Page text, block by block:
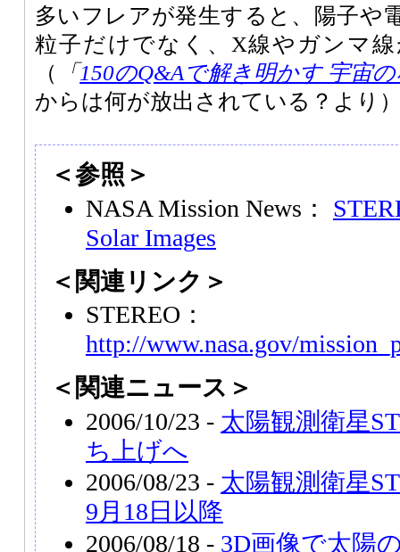
多いフレアが発生すると、陽子や
粒子だけでなく、X線やガンマ
（
「 150のQ&Aで解き明かす 宇宙
からは何が放出されている？より
＜参照＞
NASA Mission News：
Solar Images
＜関連リンク＞
STEREO：
http://www.nasa.gov/
＜関連ニュース＞
2006/10/23 - 太陽観測衛星
ち上げへ
2006/08/23 - 太陽観測衛星
9月18日以降
2006/08/18 - 3D画像で太陽